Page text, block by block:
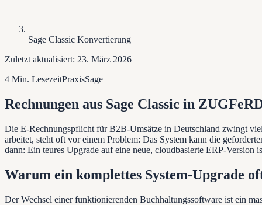
Sage Classic Konvertierung
Zuletzt aktualisiert: 23. März 2026
4 Min. LesezeitPraxisSage
Rechnungen aus Sage Classic in
Die E-Rechnungspflicht für B2B-Umsätze in Deutschland zwingt
arbeitet, steht oft vor einem Problem: Das System kann die
dann: Ein teures Upgrade auf eine neue, cloudbasierte ERP-
Warum ein komplettes System-Upgrade
Der Wechsel einer funktionierenden Buchhaltungssoftware ist ein